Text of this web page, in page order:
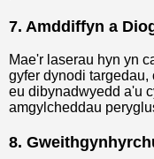
7. Amddiffyn a
Mae'r laserau hyn yn
gyfer dynodi
eu dibynadwyedd a'u
amgylcheddau
8.